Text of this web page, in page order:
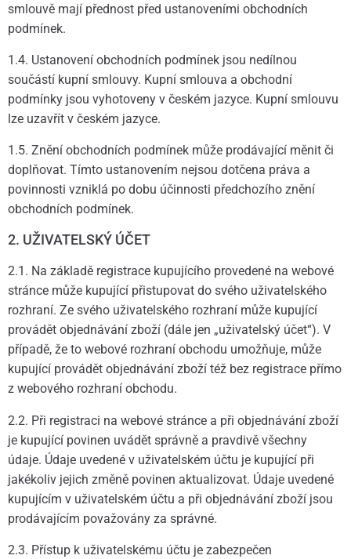
smlouvě mají přednost před ustanoveními obchodních
podmínek.
1.4. Ustanovení obchodních podmínek jsou nedílnou
součástí kupní smlouvy. Kupní smlouva a obchodní
podmínky jsou vyhotoveny v českém jazyce. Kupní smlouvu
lze uzavřít v českém jazyce.
1.5. Znění obchodních podmínek může prodávající měnit či
doplňovat. Tímto ustanovením nejsou dotčena práva a
povinnosti vzniklá po dobu účinnosti předchozího znění
obchodních podmínek.
2. UŽIVATELSKÝ ÚČET
2.1. Na základě registrace kupujícího provedené na webové
stránce může kupující přistupovat do svého uživatelského
rozhraní. Ze svého uživatelského rozhraní může kupující
provádět objednávání zboží (dále jen „uživatelský účet“). V
případě, že to webové rozhraní obchodu umožňuje, může
kupující provádět objednávání zboží též bez registrace přímo
z webového rozhraní obchodu.
2.2. Při registraci na webové stránce a při objednávání zboží
je kupující povinen uvádět správně a pravdivě všechny
údaje. Údaje uvedené v uživatelském účtu je kupující při
jakékoliv jejich změně povinen aktualizovat. Údaje uvedené
kupujícím v uživatelském účtu a při objednávání zboží jsou
prodávajícím považovány za správné.
2.3. Přístup k uživatelskému účtu je zabezpečen